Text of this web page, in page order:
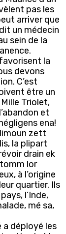
pas les
arriver que
un médecin
sein de la
la
devons
C’est
être un
Triolet,
et
ena!
zett
la plipart
drain ek
lor
à l’origine
quartier. Ils
l’Inde,
mé sa,
a déployé les